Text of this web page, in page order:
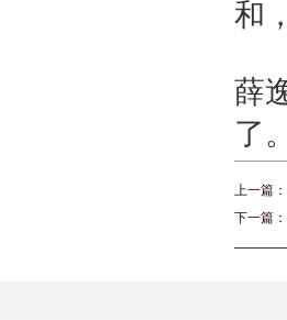
和
薛
了
上一篇：
下一篇：